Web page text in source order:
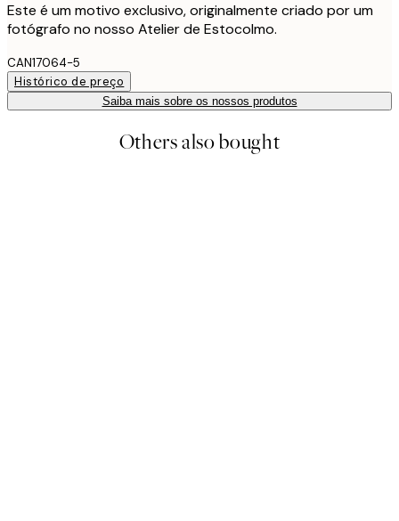
Este é um motivo exclusivo, originalmente criado por um
fotógrafo no nosso Atelier de Estocolmo.
CAN17064-5
Histórico de preço
Saiba mais sobre os nossos produtos
Others also bought